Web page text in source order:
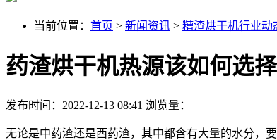
当前位置： 首页 > 新闻资讯 > 糟渣烘干机行业动
药渣烘干机热源该如何选择
发布时间：2022-12-13 08:41 浏览量：
无论是中药渣还是西药渣，其中都含有大量的水分，